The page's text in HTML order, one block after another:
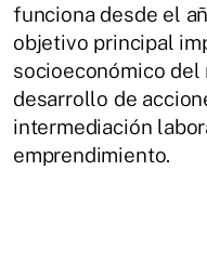
funciona desde el
objetivo principal
socioeconómico del
desarrollo de
intermediación
emprendimiento.